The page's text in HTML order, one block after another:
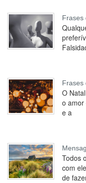
Frases
Frases
O
o amor
e a
Todos
com
de